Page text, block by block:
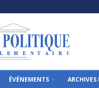
ÉVÉNEMENTS ARCHIVES